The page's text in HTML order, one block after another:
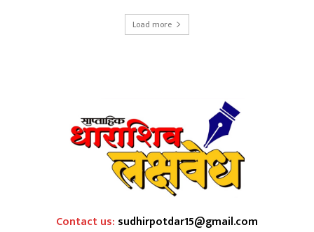
Load more
Contact us: sudhirpotdar15@gmail.com